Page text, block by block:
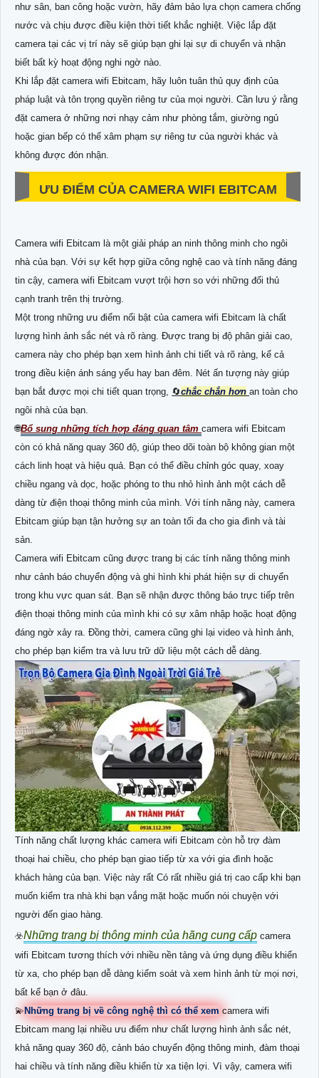
như sân, ban công hoặc vườn, hãy đảm bảo lựa chọn camera chống
nước và chịu được điều kiện thời tiết khắc nghiệt. Việc lắp đặt
camera tại các vị trí này sẽ giúp bạn ghi lại sự di chuyển và nhận
biết bất kỳ hoạt động nghi ngờ nào.
Khi lắp đặt camera wifi Ebitcam, hãy luôn tuân thủ quy định của
pháp luật và tôn trọng quyền riêng tư của mọi người. Cần lưu ý rằng
đặt camera ở những nơi nhạy cảm như phòng tắm, giường ngủ
hoặc gian bếp có thể xâm phạm sự riêng tư của người khác và
không được đón nhận.
ƯU ĐIỂM CỦA CAMERA WIFI EBITCAM
Camera wifi Ebitcam là một giải pháp an ninh thông minh cho ngôi
nhà của bạn. Với sự kết hợp giữa công nghệ cao và tính năng đáng
tin cậy, camera wifi Ebitcam vượt trội hơn so với những đối thủ
cạnh tranh trên thị trường.
Một trong những ưu điểm nổi bật của camera wifi Ebitcam là chất
lượng hình ảnh sắc nét và rõ ràng. Được trang bị độ phân giải cao,
camera này cho phép bạn xem hình ảnh chi tiết và rõ ràng, kể cả
trong điều kiện ánh sáng yếu hay ban đêm. Nét ấn tượng này giúp
bạn bắt được mọi chi tiết quan trọng, 🔄chắc chắn hơn an toàn cho
ngôi nhà của bạn.
🌐Bổ sung những tích hợp đáng quan tâm camera wifi Ebitcam
còn có khả năng quay 360 độ, giúp theo dõi toàn bộ không gian một
cách linh hoạt và hiệu quả. Bạn có thể điều chỉnh góc quay, xoay
chiều ngang và dọc, hoặc phóng to thu nhỏ hình ảnh một cách dễ
dàng từ điện thoại thông minh của mình. Với tính năng này, camera
Ebitcam giúp bạn tận hưởng sự an toàn tối đa cho gia đình và tài
sản.
Camera wifi Ebitcam cũng được trang bị các tính năng thông minh
như cảnh báo chuyển động và ghi hình khi phát hiện sự di chuyển
trong khu vực quan sát. Bạn sẽ nhận được thông báo trực tiếp trên
điện thoại thông minh của mình khi có sự xâm nhập hoặc hoạt động
đáng ngờ xảy ra. Đồng thời, camera cũng ghi lại video và hình ảnh,
cho phép bạn kiểm tra và lưu trữ dữ liệu một cách dễ dàng.
Tính năng chất lượng khác camera wifi Ebitcam còn hỗ trợ đàm
thoại hai chiều, cho phép bạn giao tiếp từ xa với gia đình hoặc
khách hàng của bạn. Việc này rất Có rất nhiều giá trị cao cấp khi bạn
muốn kiểm tra nhà khi bạn vắng mặt hoặc muốn nói chuyện với
người đến giao hàng.
☣️Những trang bị thông minh của hãng cung cấp camera
wifi Ebitcam tương thích với nhiều nền tảng và ứng dụng điều khiển
từ xa, cho phép bạn dễ dàng kiểm soát và xem hình ảnh từ mọi nơi,
bất kể bạn ở đâu.
💫 Những trang bị về công nghệ thì có thể xem camera wifi
Ebitcam mang lại nhiều ưu điểm như chất lượng hình ảnh sắc nét,
khả năng quay 360 độ, cảnh báo chuyển động thông minh, đàm thoại
hai chiều và tính năng điều khiển từ xa tiện lợi. Vì vậy, camera wifi